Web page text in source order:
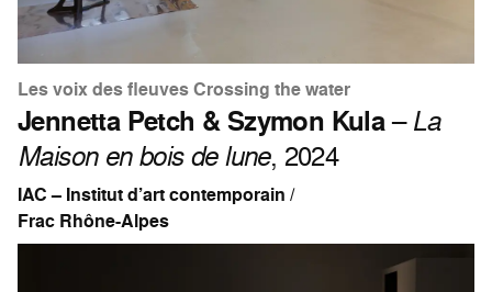
Les voix des fleuves Crossing the water
Jennetta Petch & Szymon Kula–La
Maison en bois de lune, 2024
IAC – Institut d’art contemporain /
Frac Rhône-Alpes